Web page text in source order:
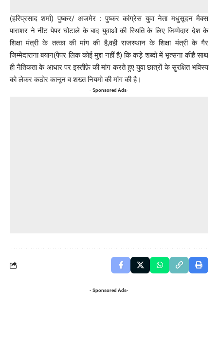
(हरिप्रसाद शर्मा) पुष्कर/ अजमेर : पुष्कर कांग्रेस युवा नेता मधुसूदन मैक्स
पाराशर ने नीट पेपर घोटाले के बाद युवाओ की स्थिति के लिए जिम्मेदार देश के
शिक्षा मंत्री के तत्का की मांग की है,वही राजस्थान के शिक्षा मंत्री के गैर
जिम्मेदाराना बयान(पेपर लिक कोई मुद्दा नहीं है) कि कड़े शब्दो में भृत्सना कीहै साथ
ही नैतिकता के आधार पर इस्तीफ़े की मांग करते हुए युवा छात्रों के सुरक्षित भविस्य
को लेकर कठोर कानून व शख्त नियमो की मांग की है।
- Sponsored Ads-
- Sponsored Ads-